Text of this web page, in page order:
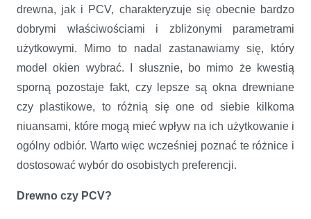
drewna, jak i PCV, charakteryzuje się obecnie bardzo
dobrymi właściwościami i zbliżonymi parametrami
użytkowymi. Mimo to nadal zastanawiamy się, który
model okien wybrać. I słusznie, bo mimo że kwestią
sporną pozostaje fakt, czy lepsze są okna drewniane
czy plastikowe, to różnią się one od siebie kilkoma
niuansami, które mogą mieć wpływ na ich użytkowanie i
ogólny odbiór. Warto więc wcześniej poznać te różnice i
dostosować wybór do osobistych preferencji.
Drewno czy PCV?